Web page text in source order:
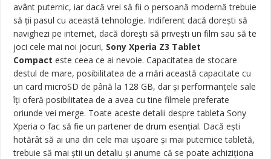
avânt puternic, iar dacă vrei să fii o persoană modernă trebuie
să ţii pasul cu această tehnologie. Indiferent dacă doreşti să
navighezi pe internet, dacă doreşti să priveşti un film sau să te
joci cele mai noi jocuri, Sony Xperia Z3 Tablet
Compact este ceea ce ai nevoie. Capacitatea de stocare
destul de mare, posibilitatea de a mări această capacitate cu
un card microSD de până la 128 GB, dar şi performanţele sale
îţi oferă posibilitatea de a avea cu tine filmele preferate
oriunde vei merge. Toate aceste detalii despre tableta Sony
Xperia o fac să fie un partener de drum esenţial. Dacă eşti
hotărât să ai una din cele mai ușoare şi mai puternice tabletă,
trebuie să mai ştii un detaliu şi anume că se poate achiziţiona